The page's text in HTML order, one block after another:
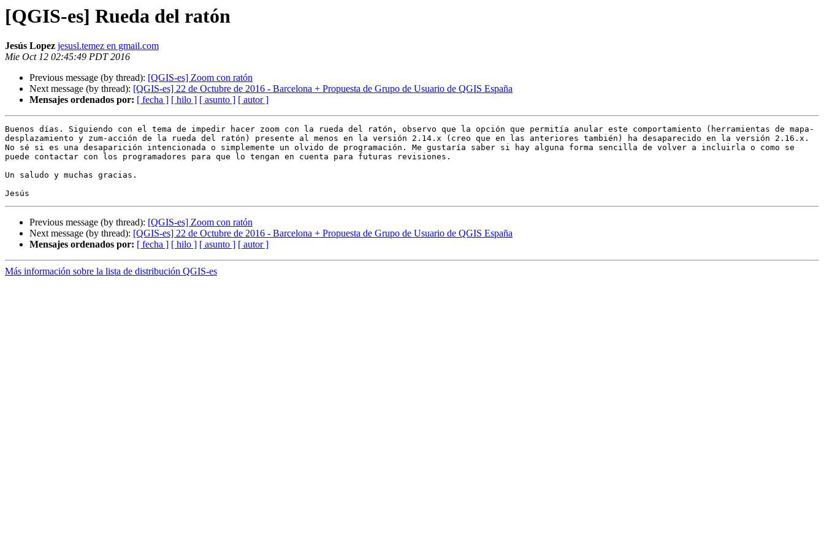
[QGIS-es] Rueda del ratón
Jesús Lopez jesusl.temez en gmail.com
Mie Oct 12 02:45:49 PDT 2016
Previous message (by thread): [QGIS-es] Zoom con ratón
Next message (by thread): [QGIS-es] 22 de Octubre de 2016 - Barcelona + Propuesta de Grupo de Usuario de QGIS España
Mensajes ordenados por: [ fecha ] [ hilo ] [ asunto ] [ autor ]
Buenos días. Siguiendo con el tema de impedir hacer zoom con la rueda del ratón, observo que la opción que permitía anular este comportamiento (herramientas de mapa-
desplazamiento y zum-acción de la rueda del ratón) presente al menos en la versión 2.14.x (creo que en las anteriores también) ha desaparecido en la versión 2.16.x.
No sé si es una desaparición intencionada o simplemente un olvido de programación. Me gustaría saber si hay alguna forma sencilla de volver a incluirla o como se
puede contactar con los programadores para que lo tengan en cuenta para futuras revisiones.
Un saludo y muchas gracias.
Previous message (by thread): [QGIS-es] Zoom con ratón
Next message (by thread): [QGIS-es] 22 de Octubre de 2016 - Barcelona + Propuesta de Grupo de Usuario de QGIS España
Mensajes ordenados por: [ fecha ] [ hilo ] [ asunto ] [ autor ]
Más información sobre la lista de distribución QGIS-es